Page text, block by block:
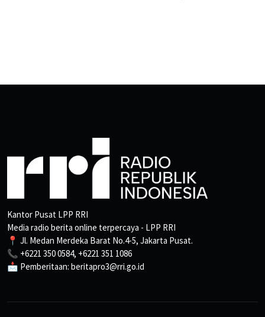
Kantor Pusat LPP RRI
Media radio berita online terpercaya - LPP RRI
📍 Jl. Medan Merdeka Barat No.4-5, Jakarta Pusat.
📞 +6221 350 0584, +6221 351 1086
📩 Pemberitaan: beritapro3@rri.go.id